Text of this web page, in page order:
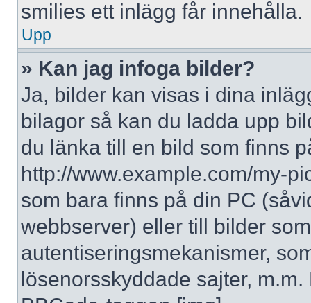
smilies ett inlägg får innehålla.
Upp
» Kan jag infoga bilder?
Ja, bilder kan visas i dina
bilagor så kan du ladda upp
du länka till en bild som finns
http://www.example.com/my-
som bara finns på din PC
webbserver) eller till bilder
autentiseringsmekanismer,
lösenorsskyddade sajter,